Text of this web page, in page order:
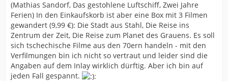
(Mathias Sandorf, Das gestohlene Luftschiff, Zwei Jahre
Ferien) In den Einkaufskorb ist aber eine Box mit 3 Filmen
gewandert (9,99 €): Die Stadt aus Stahl, Die Reise ins
Zentrum der Zeit, Die Reise zum Planet des Grauens. Es soll
sich tschechische Filme aus den 70ern handeln - mit den
Verfilmungen bin ich nicht so vertraut und leider sind die
Angaben auf dem Inlay wirklich dürftig. Aber ich bin auf
jeden Fall gespannt.